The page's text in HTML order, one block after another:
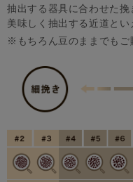
抽出する器具に合わせた
美味しく抽出する近道とい
※もちろん豆のままでもご